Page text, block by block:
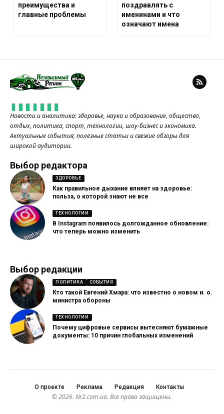
преимущества и
главные проблемы
поздравлять с
именинами и что
означают имена
Новости и аналитика: здоровье, наука и образование, общество,
отдых, политика, спорт, технологии, шоу-бизнес и экономика.
Актуальные события, полезные статьи и свежие обзоры для
широкой аудитории.
Выбор редактора
ЗДОРОВЬЕ
Как правильное дыхание влияет на здоровье:
польза, о которой знают не все
ТЕХНОЛОГИИ
В Instagram появилось долгожданное обновление:
что теперь можно изменить
Выбор редакции
ПОЛИТИКА СОБЫТИЯ
Кто такой Евгений Хмара: что известно о новом и. о.
министра обороны
ТЕХНОЛОГИИ
Почему цифровые сервисы вытесняют бумажные
документы: 10 причин глобальных изменений
О проекте Реклама Редакция Контакты
© 2026. Nr2.com.ua. Все права защищены.